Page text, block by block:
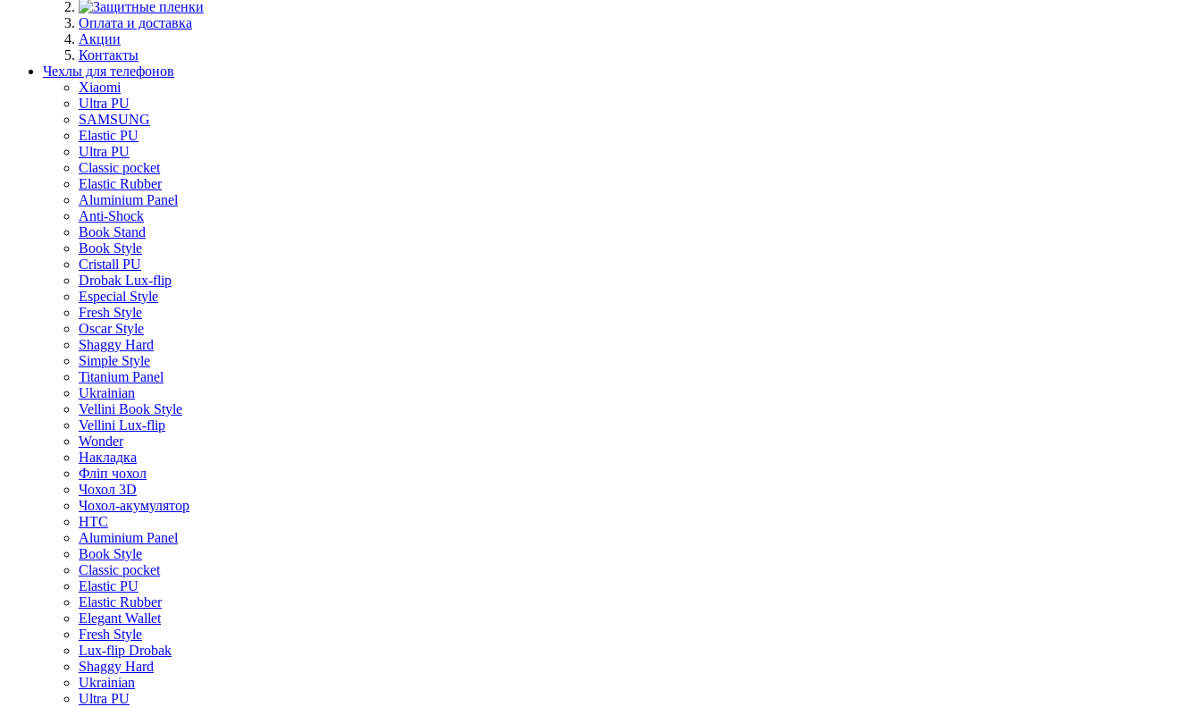
Оплата и доставка
Акции
Контакты
Чехлы для телефонов
Xiaomi
Ultra PU
SAMSUNG
Elastic PU
Ultra PU
Classic pocket
Elastic Rubber
Aluminium Panel
Anti-Shock
Book Stand
Book Style
Cristall PU
Drobak Lux-flip
Especial Style
Fresh Style
Oscar Style
Shaggy Hard
Simple Style
Titanium Panel
Ukrainian
Vellini Book Style
Vellini Lux-flip
Wonder
Накладка
Фліп чохол
Чохол 3D
Чохол-акумулятор
HTC
Aluminium Panel
Book Style
Classic pocket
Elastic PU
Elastic Rubber
Elegant Wallet
Fresh Style
Lux-flip Drobak
Shaggy Hard
Ukrainian
Ultra PU